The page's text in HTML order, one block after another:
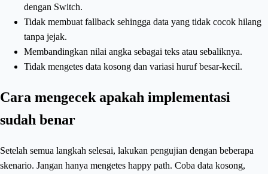
dengan Switch.
Tidak membuat fallback sehingga data yang tidak cocok hilang
tanpa jejak.
Membandingkan nilai angka sebagai teks atau sebaliknya.
Tidak mengetes data kosong dan variasi huruf besar-kecil.
Cara mengecek apakah implementasi
sudah benar
Setelah semua langkah selesai, lakukan pengujian dengan beberapa
skenario. Jangan hanya mengetes happy path. Coba data kosong,